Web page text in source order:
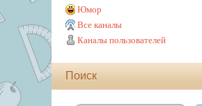
Юмор
Все каналы
Каналы пользователей
Поиск